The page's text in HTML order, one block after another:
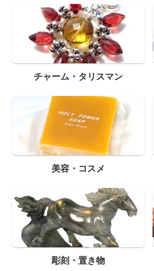
チャーム・タリスマン
美容・コスメ
彫刻・置き物